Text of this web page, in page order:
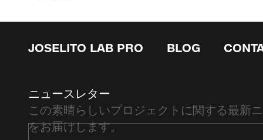
JOSELITO LAB PRO BLOG
ニュースレター
この素晴らしいプロジェクトに関する最新
をお届けします。